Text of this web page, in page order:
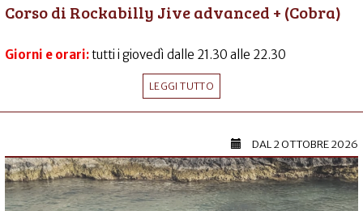
Corso di Rockabilly Jive advanced + (Cobra)
Giorni e orari:tutti i giovedì dalle 21.30 alle 22.30
LEGGI TUTTO
DAL2 OTTOBRE 2026